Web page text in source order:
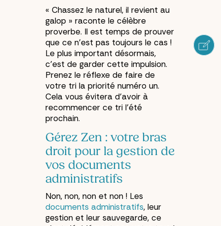
« Chassez le naturel, il revient au
galop » raconte le célèbre
proverbe. Il est temps de prouver
que ce n’est pas toujours le cas !
Le plus important désormais,
c’est de garder cette impulsion.
Prenez le réflexe de faire de
votre tri la priorité numéro un.
Cela vous évitera d’avoir à
recommencer ce tri l’été
prochain.
Gérez Zen : votre bras
droit pour la gestion de
vos documents
administratifs
Non, non, non et non ! Les
documents administratifs, leur
gestion et leur sauvegarde, ce